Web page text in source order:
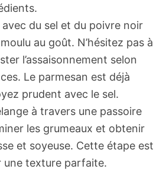
avec du sel et du poivre noir
au goût. N’hésitez pas à
l’assaisonnement selon
Le parmesan est déjà
prudent avec le sel.
à travers une passoire
les grumeaux et obtenir
et soyeuse. Cette étape est
une texture parfaite.